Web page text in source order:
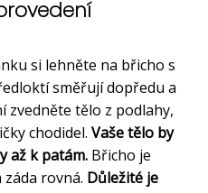
si lehněte na břicho s
směřují dopředu a
zvedněte tělo z podlahy,
chodidel. Vaše tělo by
až k patám. Břicho je
záda rovná. Důležité je